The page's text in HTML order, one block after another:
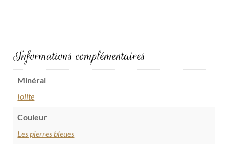
Informations complémentaires
Minéral
Iolite
Couleur
Les pierres bleues